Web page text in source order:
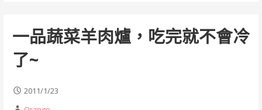
一品蔬菜羊肉爐，吃完就不會冷
了~
2011/1/23